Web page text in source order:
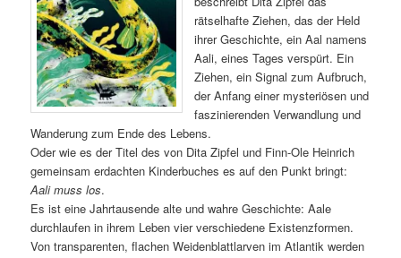
rätselhafte Ziehen, das der Held
ihrer Geschichte, ein Aal namens
Aali, eines Tages verspürt. Ein
Ziehen, ein Signal zum Aufbruch,
der Anfang einer mysteriösen und
faszinierenden Verwandlung und
Wanderung zum Ende des Lebens.
Oder wie es der Titel des von Dita Zipfel und Finn-Ole Heinrich
gemeinsam erdachten Kinderbuches es auf den Punkt bringt:
Aali muss los.
Es ist eine Jahrtausende alte und wahre Geschichte: Aale
durchlaufen in ihrem Leben vier verschiedene Existenzformen.
Von transparenten, flachen Weidenblattlarven im Atlantik werden